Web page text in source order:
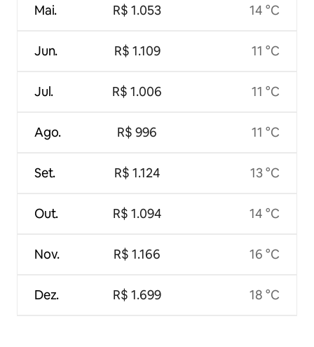
Mai.
Jun.
Jul.
Ago.
Set.
Out.
Nov.
Dez.
R$ 1.053
R$ 1.109
R$ 1.006
R$ 996
R$ 1.124
R$ 1.094
R$ 1.166
R$ 1.699
14 °C
11 °C
11 °C
11 °C
13 °C
14 °C
16 °C
18 °C